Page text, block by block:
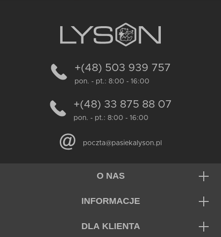
+(48) 503 939 757
pon. - pt.: 8:00 - 16:00
+(48) 33 875 88 07
pon. - pt.: 8:00 - 16:00
poczta@pasiekalyson.pl
O NAS
INFORMACJE
DLA KLIENTA